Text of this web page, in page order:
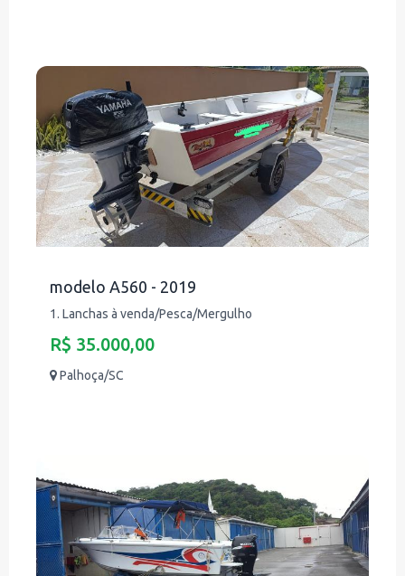
modelo A560 - 2019
1. Lanchas à venda/Pesca/Mergulho
R$ 35.000,00
Palhoça/SC